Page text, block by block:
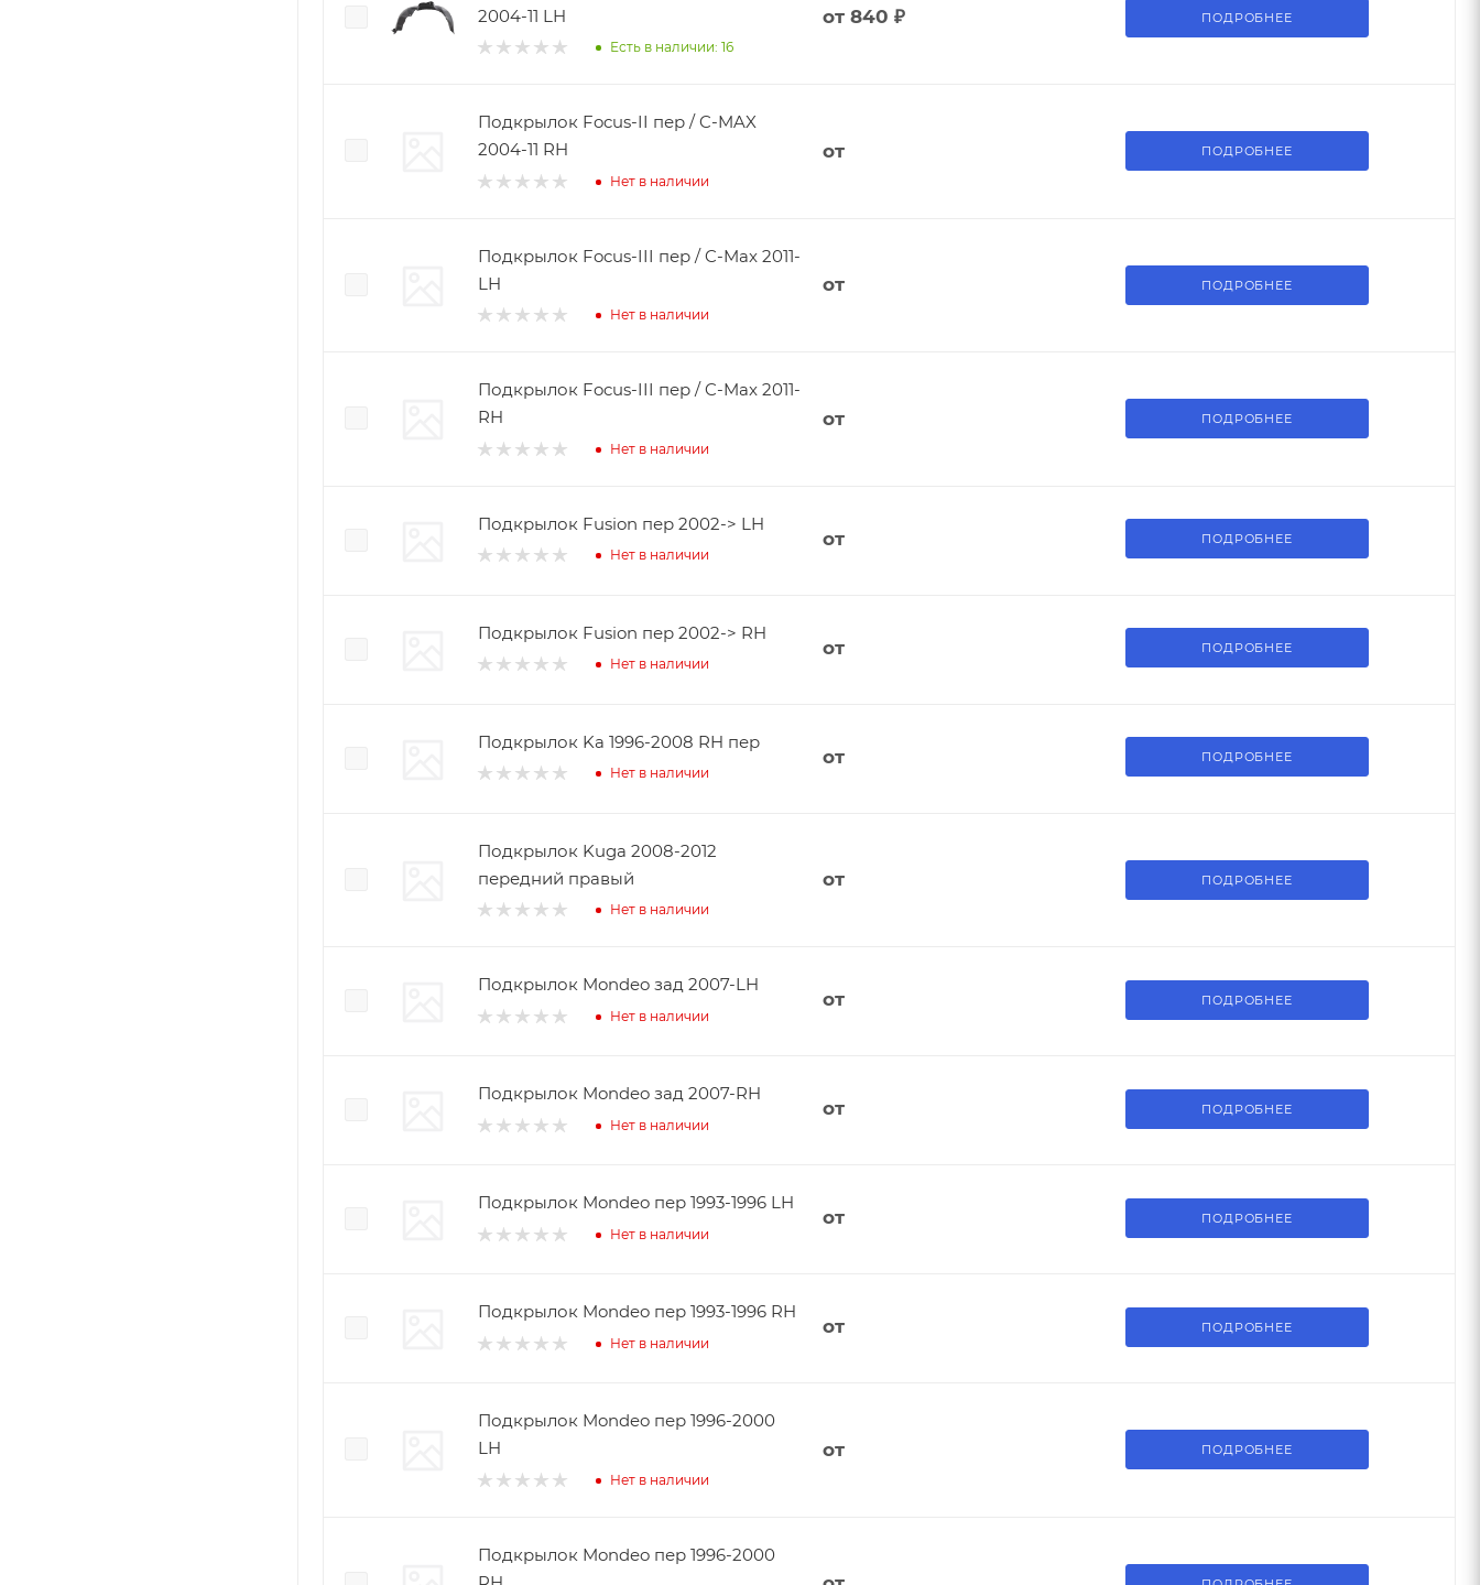
2004-11 LH
Есть в наличии: 16
от 840 ₽ ПОДРОБНЕЕ
Подкрылок Focus-II пер / C-MAX
2004-11 RH
Нет в наличии
от ПОДРОБНЕЕ
Подкрылок Focus-III пер / C-Max 2011-
LH
Нет в наличии
от ПОДРОБНЕЕ
Подкрылок Focus-III пер / C-Max 2011-
RH
Нет в наличии
от ПОДРОБНЕЕ
Подкрылок Fusion пер 2002-> LH
Нет в наличии
от ПОДРОБНЕЕ
Подкрылок Fusion пер 2002-> RH
Нет в наличии
от ПОДРОБНЕЕ
Подкрылок Ka 1996-2008 RH пер
Нет в наличии
от ПОДРОБНЕЕ
Подкрылок Kuga 2008-2012
передний правый
Нет в наличии
от ПОДРОБНЕЕ
Подкрылок Mondeo зад 2007-LH
Нет в наличии
от ПОДРОБНЕЕ
Подкрылок Mondeo зад 2007-RH
Нет в наличии
от ПОДРОБНЕЕ
Подкрылок Mondeo пер 1993-1996 LH
Нет в наличии
от ПОДРОБНЕЕ
Подкрылок Mondeo пер 1993-1996 RH
Нет в наличии
от ПОДРОБНЕЕ
Подкрылок Mondeo пер 1996-2000
LH
Нет в наличии
от ПОДРОБНЕЕ
Подкрылок Mondeo пер 1996-2000